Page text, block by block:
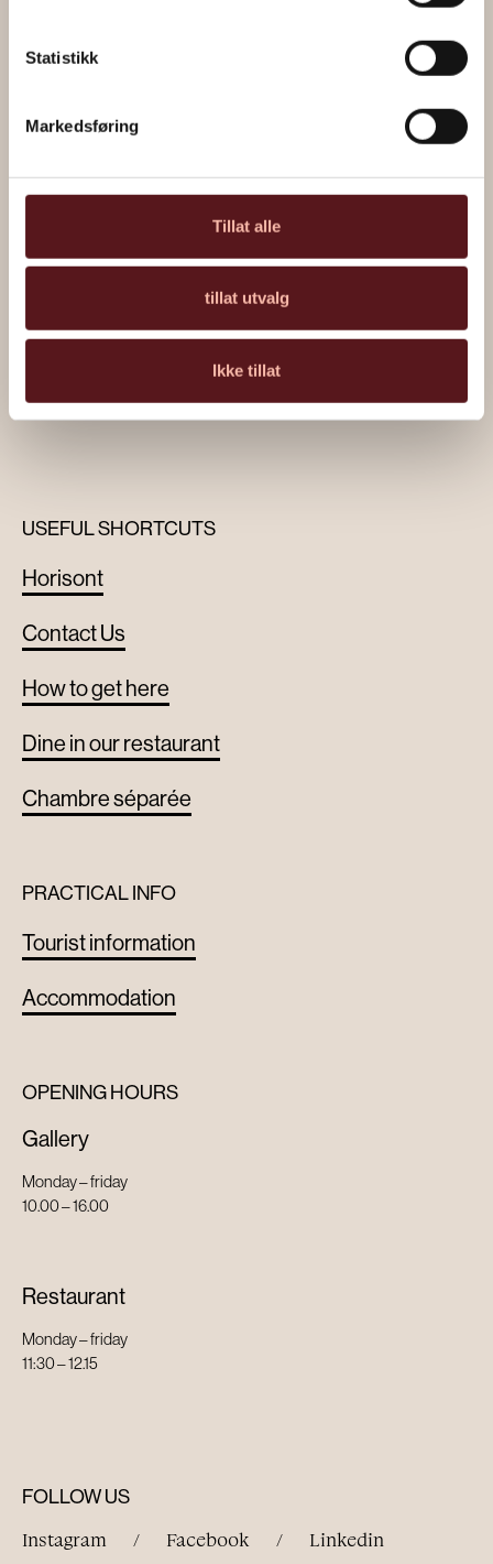
Statistikk
Markedsføring
Tillat alle
tillat utvalg
Ikke tillat
landskap. De fleste arealene har tilgang til pantry
med kjøleskap, vask og oppvaskmaskin, samt
Ta kontakt for en uformell prat rundt
leiemuligheter, areal og priser.
USEFUL SHORTCUTS
Horisont
Contact Us
How to get here
Dine in our restaurant
Chambre séparée
PRACTICAL INFO
Tourist information
Accommodation
OPENING HOURS
Gallery
Monday – friday
10.00 – 16.00
Restaurant
Monday – friday
11:30 – 12.15
FOLLOW US
Instagram / Facebook / Linkedin